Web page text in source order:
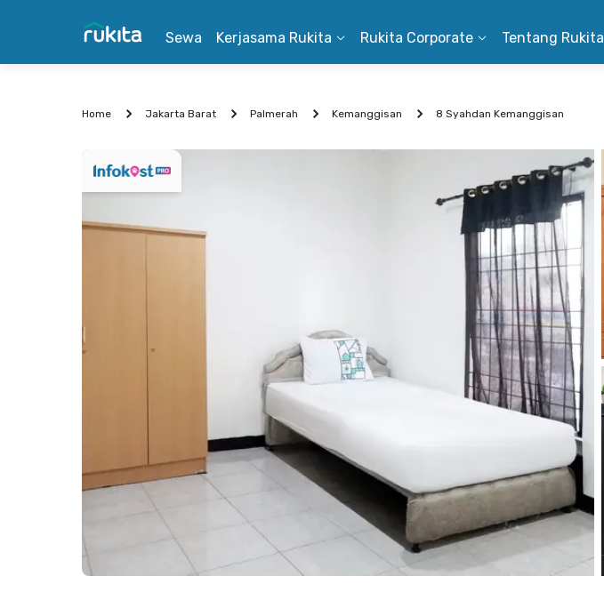
Sewa Kerjasama Rukita Rukita Corporate Tentang Rukita
Home Jakarta Barat Palmerah Kemanggisan 8 Syahdan Kemanggisan